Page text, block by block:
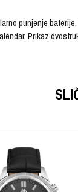
punjenje
Prikaz